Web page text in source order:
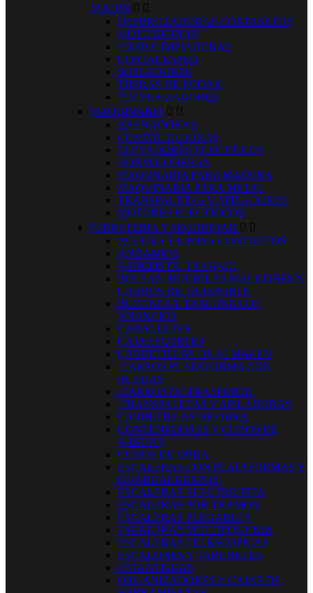
JARDIN  
DESBROZADORAS CORTASETOS
MOTOSIERRAS
HIDROLIMPIADORAS
CORTACESPED
SOPLADORES
TIJERAS DE PODAR
PULVERIZADORES
MAQUINARIA  
ARENADORAS
COMPACTADORAS
ELEVADORES ELECTRICOS
HORMIGONERAS
MAQUNARIA PARA MADERA
MAQUINARIA PARA METAL
TRANSPALETAS Y APILADORES
MOTORES ELECTRICOS
FERRETERIA Y SEGURIDAD  
ACEITES Y LIMPIA CONTACTOS
ANDAMIOS
BANCOS DE TRABAJO
BOLSAS, MOCHILAS MALETINES Y
CARROS DE TRASPORTE
BUZONES Y TABLONES DE
ANUNCIOS
CABALLETES
CAJAS FUERTES
CARRETILLAS DE ALMACEN
.CARROS PLATAFORMA CON
RUEDAS
.CARROS DE TRASPORTE
.TRANSPALETAS Y APILADORAS
CARRETILLAS DE OBRA
CONTENEDORES Y CUBOS DE
BASURA
CUBOS DE OBRA
ESCALERAS CON PLATAFORMAS Y
GUARDACUERPOS
ESCALERAS ELECTRICISTA
ESCALERAS POR TRAMOS
ESCALERAS PLEGABLES
ESCALERAS MULTIPOSICION
ESCALERAS TELESCOPICAS
ESCALONES Y TABURETES
ESTANTERIAS
ORGANIZADORES Y CAJAS DE